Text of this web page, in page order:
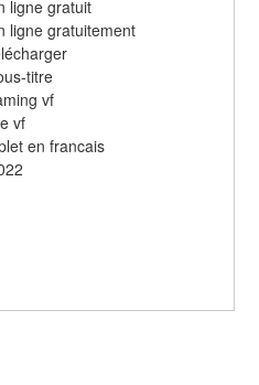
ligne gratuit
ligne gratuitement
titre
vf
vf
en francais